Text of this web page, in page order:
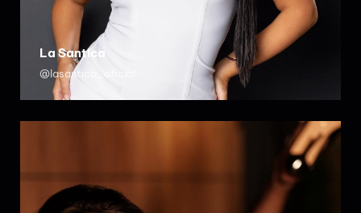
La Santica
@lasantica_oficial